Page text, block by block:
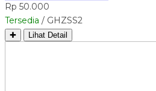
Rp 50.000
Tersedia / GHZSS2
✚ Lihat Detail